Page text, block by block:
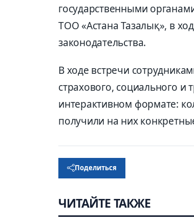
государственными
ТОО «Астана Тазалық», в
законодательства.
В ходе встречи
страхового, социального и
интерактивном формате:
получили на них
Поделиться
ЧИТАЙТЕ ТАКЖЕ